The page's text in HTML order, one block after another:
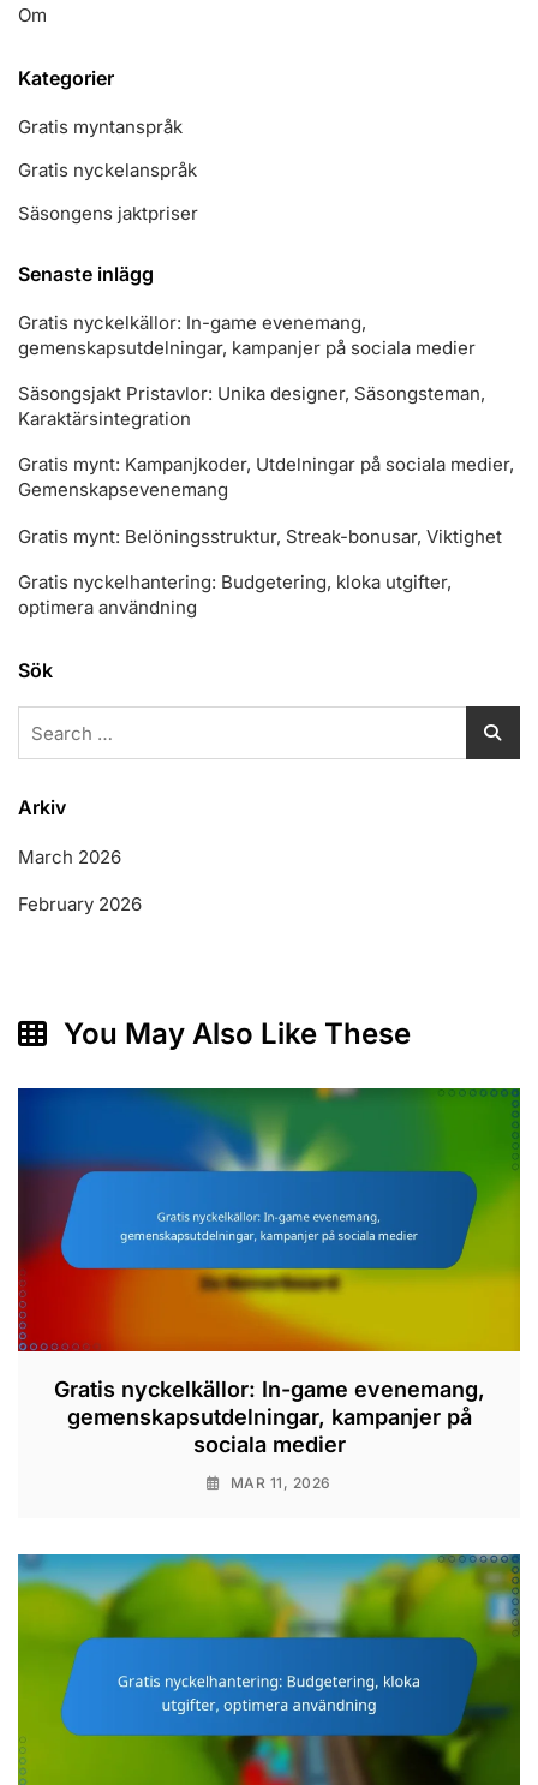
Om
Kategorier
Gratis myntanspråk
Gratis nyckelanspråk
Säsongens jaktpriser
Senaste inlägg
Gratis nyckelkällor: In-game evenemang,
gemenskapsutdelningar, kampanjer på sociala medier
Säsongsjakt Pristavlor: Unika designer, Säsongsteman,
Karaktärsintegration
Gratis mynt: Kampanjkoder, Utdelningar på sociala medier,
Gemenskapsevenemang
Gratis mynt: Belöningsstruktur, Streak-bonusar, Viktighet
Gratis nyckelhantering: Budgetering, kloka utgifter,
optimera användning
Sök
for:
Arkiv
March 2026
February 2026
You May Also Like These
Gratis nyckelkällor: In-game evenemang,
gemenskapsutdelningar, kampanjer på
sociala medier
MAR 11, 2026